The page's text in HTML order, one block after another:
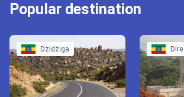
Popular destination
Dżidżiga